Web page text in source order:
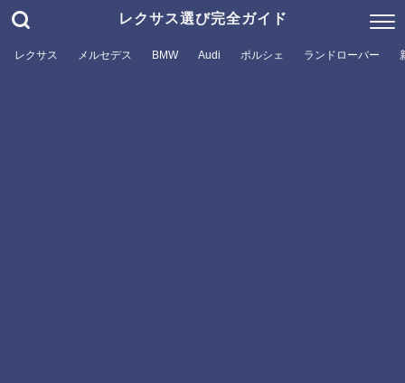
レクサス選び完全ガイド
レクサス メルセデス BMW Audi ポルシェ ランドローバー